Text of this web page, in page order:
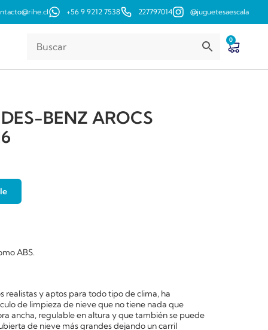
+56 9 9212 7538 227797014 @juguetesaescala
0
BENZ AROCS
ABS.
realistas y aptos para todo tipo de clima, ha
de limpieza de nieve que no tiene nada que
ancha, regulable en altura y que también se puede
de nieve más grandes dejando un carril